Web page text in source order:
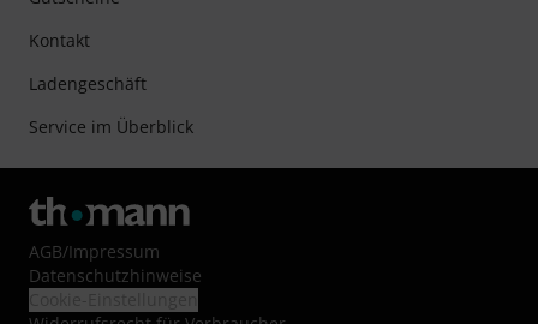
Kontakt
Ladengeschäft
Service im Überblick
AGB/Impressum
Datenschutzhinweise